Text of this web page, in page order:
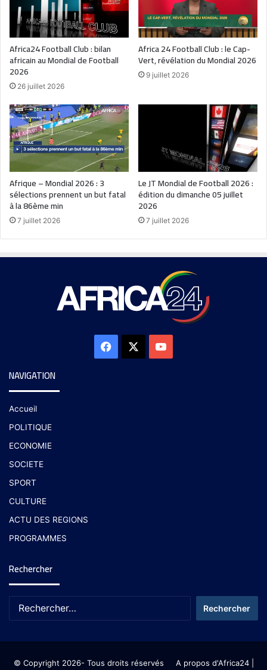
Africa24 Football Club : bilan
africain au Mondial de Football
2026
26 juillet 2026
Africa 24 Football Club : le Cap-
Vert, révélation du Mondial 2026
9 juillet 2026
Afrique – Mondial 2026 : 3
sélections prennent un but fatal
à la 86ème min
7 juillet 2026
Le JT Mondial de Football 2026 :
édition du dimanche 05 juillet
2026
7 juillet 2026
NAVIGATION
Accueil
POLITIQUE
ECONOMIE
SOCIETE
SPORT
CULTURE
ACTU DES REGIONS
PROGRAMMES
Rechercher
© Copyright 2026- Tous droits réservés A propos d'Africa24|